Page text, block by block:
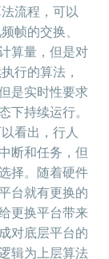
流程，可以
帧的交换、
算量，但是对
行的算法，
是实时性要求
下持续运行。
看出，行人
断和任务，但
择。随着硬件
台就有更换的
更换平台带来
对底层平台的
辑为上层算法